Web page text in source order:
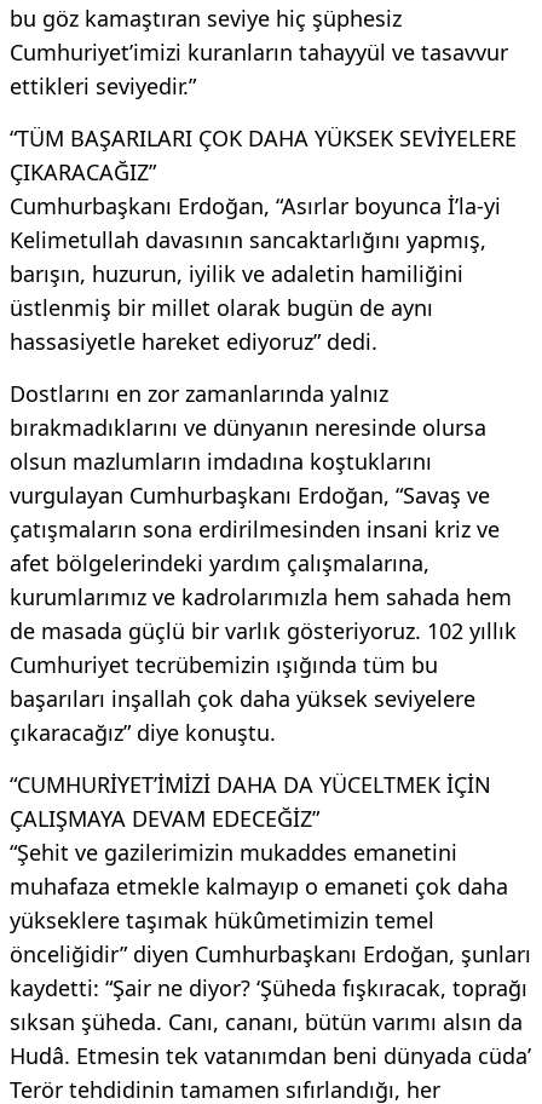
bu göz kamaştıran seviye hiç şüphesiz
Cumhuriyet’imizi kuranların tahayyül ve tasavvur
ettikleri seviyedir.”
“TÜM BAŞARILARI ÇOK DAHA YÜKSEK SEVİYELERE
ÇIKARACAĞIZ”
Cumhurbaşkanı Erdoğan, “Asırlar boyunca İ’la-yi
Kelimetullah davasının sancaktarlığını yapmış,
barışın, huzurun, iyilik ve adaletin hamiliğini
üstlenmiş bir millet olarak bugün de aynı
hassasiyetle hareket ediyoruz” dedi.
Dostlarını en zor zamanlarında yalnız
bırakmadıklarını ve dünyanın neresinde olursa
olsun mazlumların imdadına koştuklarını
vurgulayan Cumhurbaşkanı Erdoğan, “Savaş ve
çatışmaların sona erdirilmesinden insani kriz ve
afet bölgelerindeki yardım çalışmalarına,
kurumlarımız ve kadrolarımızla hem sahada hem
de masada güçlü bir varlık gösteriyoruz. 102 yıllık
Cumhuriyet tecrübemizin ışığında tüm bu
başarıları inşallah çok daha yüksek seviyelere
çıkaracağız” diye konuştu.
“CUMHURİYET’İMİZİ DAHA DA YÜCELTMEK İÇİN
ÇALIŞMAYA DEVAM EDECEĞİZ”
“Şehit ve gazilerimizin mukaddes emanetini
muhafaza etmekle kalmayıp o emaneti çok daha
yükseklere taşımak hükûmetimizin temel
önceliğidir” diyen Cumhurbaşkanı Erdoğan, şunları
kaydetti: “Şair ne diyor? ‘Şüheda fışkıracak, toprağı
sıksan şüheda. Canı, cananı, bütün varımı alsın da
Hudâ. Etmesin tek vatanımdan beni dünyada cüda’
Terör tehdidinin tamamen sıfırlandığı, her